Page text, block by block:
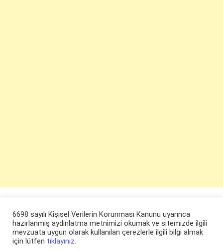
6698 sayılı Kişisel Verilerin Korunması Kanunu uyarınca
hazırlanmış aydınlatma metnimizi okumak ve sitemizde ilgili
mevzuata uygun olarak kullanılan çerezlerle ilgili bilgi almak
için lütfen tıklayınız.